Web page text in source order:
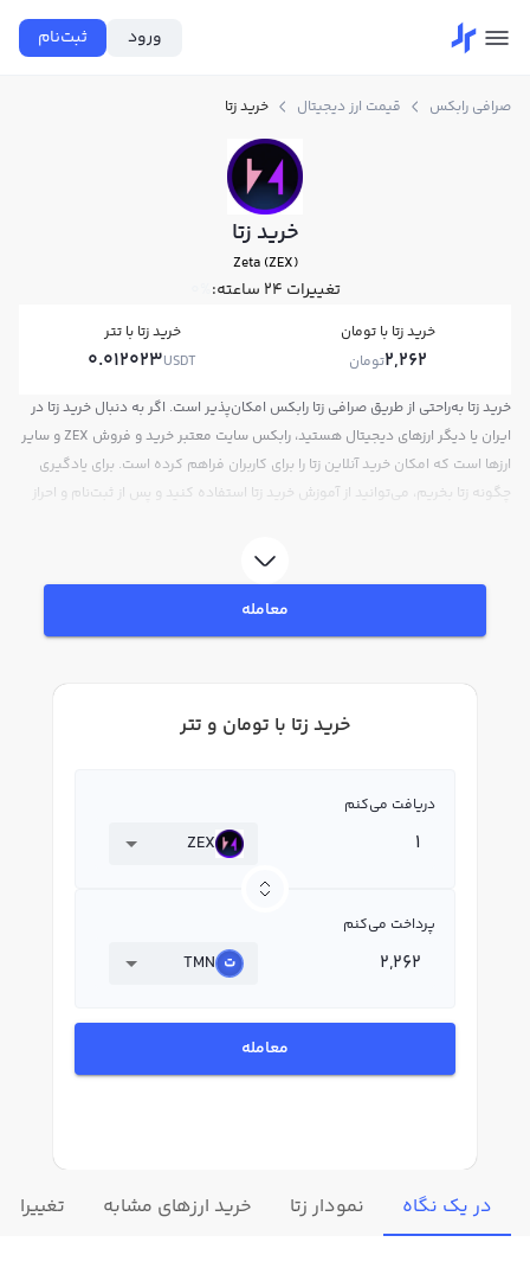
ورود ثبت‌نام
صرافی رابکس قیمت ارز دیجیتال خرید زتا
خرید زتا
Zeta (ZEX)
تغییرات ۲۴ ساعته: 0%
خرید زتا با تومان
2,262تومان
خرید زتا با تتر
0.012023USDT
خرید زتا به‌راحتی از طریق صرافی زتا رابکس امکان‌پذیر است. اگر به دنبال خرید زتا در
ایران یا دیگر ارزهای دیجیتال هستید، رابکس سایت معتبر خرید و فروش ZEX و سایر
ارزها است که امکان خرید آنلاین زتا را برای کاربران فراهم کرده است. برای یادگیری
چگونه زتا بخریم، می‌توانید از آموزش خرید زتا استفاده کنید و پس از ثبت‌نام و احراز
امکانات فروش زتا نیز در دسترس شما قرار دارد تا بتوانید تصمیمات بهتری در
معاملات خود بگیرید.
معامله
خرید زتا با تومان و تتر
دریافت می‌کنم
ZEX
پرداخت می‌کنم
TMN
معامله
در یک نگاه نمودار زتا خرید ارزهای مشابه تغییرات